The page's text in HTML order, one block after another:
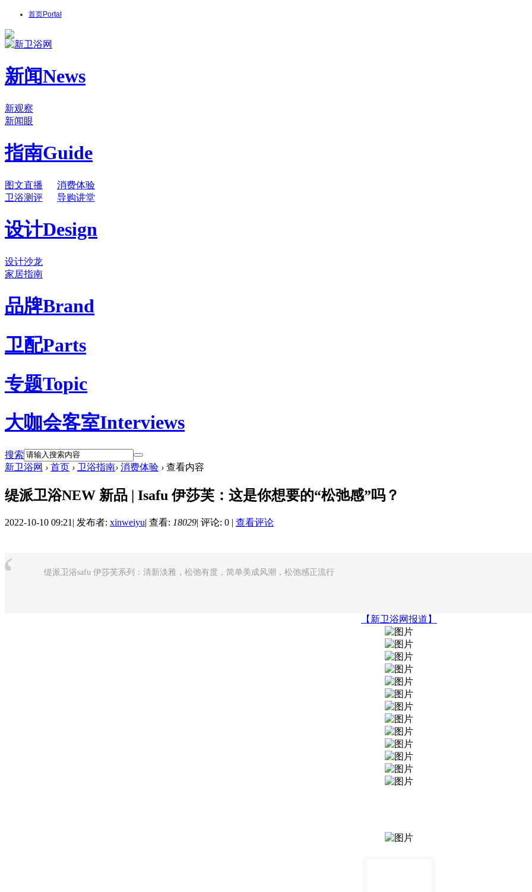
首页Portal
新闻News
新观察
新闻眼
指南Guide
图文直播
消费体验
卫浴测评
导购讲堂
设计Design
设计沙龙
家居指南
品牌Brand
卫配Parts
专题Topic
大咖会客室Interviews
搜索
新卫浴网 › 首页 › 卫浴指南› 消费体验 › 查看内容
缇派卫浴NEW 新品 | Isafu 伊莎芙：这是你想要的“松弛感”吗？
2022-10-10 09:21 | 发布者: xinweiyu| 查看: 18029| 评论: 0 | 查看评论
缇派卫浴safu 伊莎芙系列：清新淡雅，松弛有度，简单美成风潮，松弛感正流行
【新卫浴网报道】